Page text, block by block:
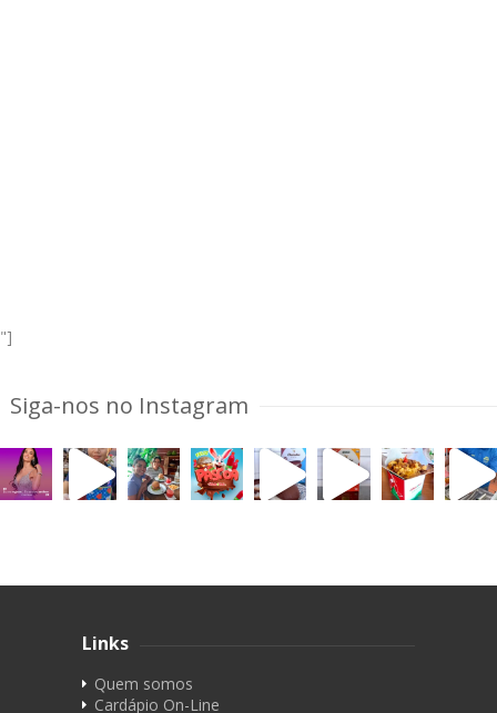
"]
Siga-nos no Instagram
Links
Quem somos
Cardápio On-Line